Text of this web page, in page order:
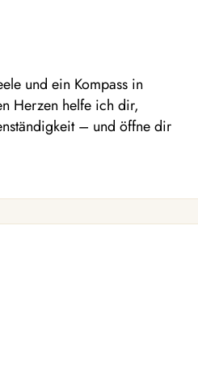
und ein Kompass in
Herzen helfe ich dir,
– und öffne dir